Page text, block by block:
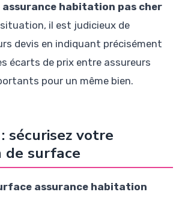
assurance habitation pas cher
il est judicieux de
devis en indiquant précisément
écarts de prix entre assureurs
pour un même bien.
sécurisez votre
surface
assurance habitation